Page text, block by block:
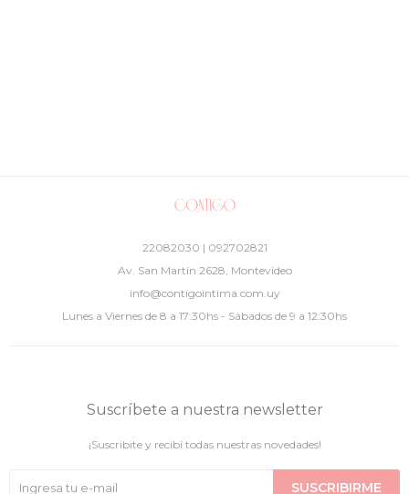
22082030 | 092702821
Av. San Martín 2628, Montevideo
info@contigointima.com.uy
Lunes a Viernes de 8 a 17:30hs - Sábados de 9 a 12:30hs
Suscríbete a nuestra newsletter
¡Suscribite y recibí todas nuestras novedades!
SUSCRIBIRME